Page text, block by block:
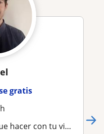
gratis
tu vida profesionalmente